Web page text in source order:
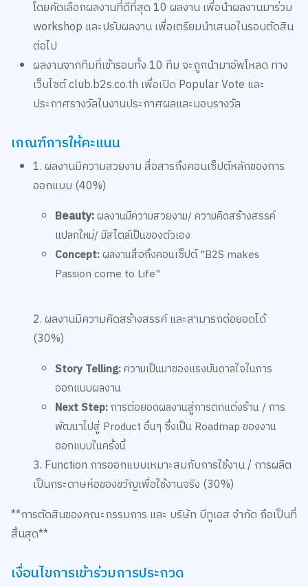
โดยคัดเลือกผลงานที่ดีที่สุด 10 ผลงาน เพื่อนำผลงานมาร่วม
workshop และปรับผลงาน เพื่อเตรียมนำเสนอในรอบตัดสิน
ต่อไป
ผลงานจากทีมที่เข้ารอบทั้ง 10 ทีม จะถูกนำมาอัพโหลด ทาง
เว็บไซต์ club.b2s.co.th เพื่อเปิด Popular Vote และ
ประกาศรางวัลในงานประกาศผลและมอบรางวัล
เกณฑ์การให้คะแนน
1.ผลงานมีความสวยงาม สื่อสารถึงคอนเซ็ปต์หลักของการ
ออกแบบ (40%)
Beauty:ผลงานมีความสวยงาม/ ความคิดสร้างสรรค์
แปลกใหม่/ มีสไตล์เป็นของตัวเอง
Concept:ผลงานสื่อถึงคอนเซ็ปต์ "B2S makes
Passion come to Life"
2. ผลงานมีความคิดสร้างสรรค์ และสามารถต่อยอดได้
(30%)
Story Telling:ความเป็นมาของแรงบันดาลใจในการ
ออกแบบผลงาน
Next Step:การต่อยอดผลงานสู่การตกแต่งร้าน / การ
พัฒนาไปสู่ Product อื่นๆ ซึ่งเป็น Roadmap ของงาน
ออกแบบในครั้งนี้
3. Function การออกแบบเหมาะสมกับการใช้งาน / การผลิต
เป็นกระดาษห่อของขวัญเพื่อใช้งานจริง (30%)
**การตัดสินของคณะกรรมการ และ บริษัท บีทูเอส จำกัด ถือเป็นที่
สิ้นสุด**
เงื่อนไขการเข้าร่วมการประกวด